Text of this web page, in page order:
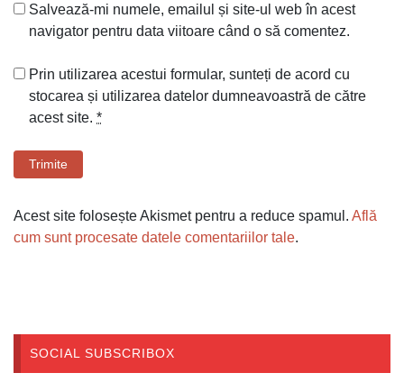
Salvează-mi numele, emailul și site-ul web în acest
navigator pentru data viitoare când o să comentez.
Prin utilizarea acestui formular, sunteți de acord cu
stocarea și utilizarea datelor dumneavoastră de către
acest site. *
Trimite
Acest site folosește Akismet pentru a reduce spamul. Află
cum sunt procesate datele comentariilor tale.
SOCIAL SUBSCRIBOX